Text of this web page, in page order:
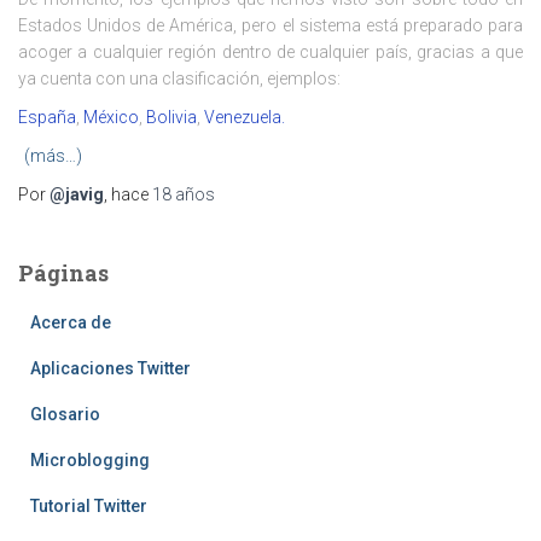
Estados Unidos de América, pero el sistema está preparado para
acoger a cualquier región dentro de cualquier país, gracias a que
ya cuenta con una clasificación, ejemplos:
España México Bolivia Venezuela.
(más…)
Por@javig , hace 18 años
Páginas
Acerca de
Aplicaciones Twitter
Glosario
Microblogging
Tutorial Twitter